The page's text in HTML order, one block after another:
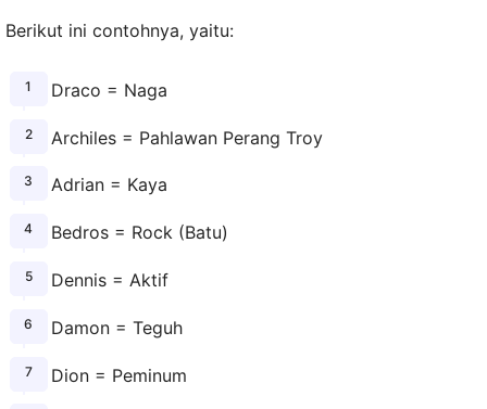
Berikut ini contohnya, yaitu:
Draco = Naga
Archiles = Pahlawan Perang Troy
Adrian = Kaya
Bedros = Rock (Batu)
Dennis = Aktif
Damon = Teguh
Dion = Peminum